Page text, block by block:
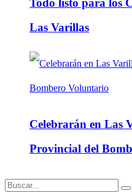
Todo listo para los
Las Varillas
Celebrarán en Las
Provincial del